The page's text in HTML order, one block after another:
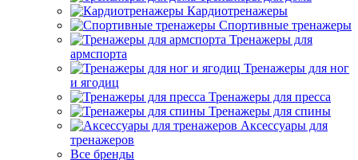
Кардиотренажеры
Спортивные тренажеры
Тренажеры для
армспорта
Тренажеры для ног
и ягодиц
Тренажеры для пресса
Тренажеры для спины
Аксессуары для
тренажеров
Все бренды